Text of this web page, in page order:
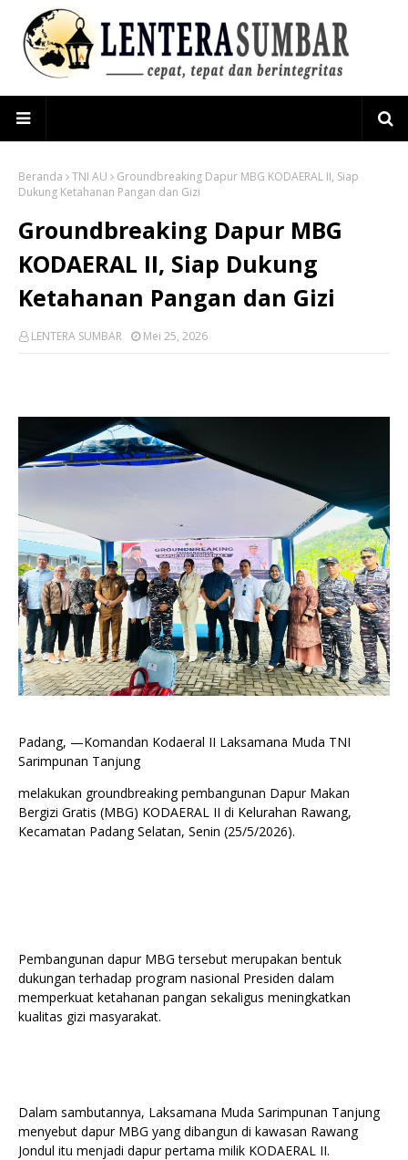
Beranda TNI AU
Groundbreaking Dapur MBG KODAERAL II, Siap
Dukung Ketahanan Pangan dan Gizi
Groundbreaking Dapur MBG
KODAERAL II, Siap Dukung
Ketahanan Pangan dan Gizi
LENTERA SUMBAR Mei 25, 2026
Padang, —Komandan Kodaeral II Laksamana Muda TNI
Sarimpunan Tanjung
melakukan groundbreaking pembangunan Dapur Makan
Bergizi Gratis (MBG) KODAERAL II di Kelurahan Rawang,
Kecamatan Padang Selatan, Senin (25/5/2026).
Pembangunan dapur MBG tersebut merupakan bentuk
dukungan terhadap program nasional Presiden dalam
memperkuat ketahanan pangan sekaligus meningkatkan
kualitas gizi masyarakat.
Dalam sambutannya, Laksamana Muda Sarimpunan Tanjung
menyebut dapur MBG yang dibangun di kawasan Rawang
Jondul itu menjadi dapur pertama milik KODAERAL II.